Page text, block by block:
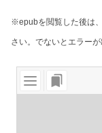
※epubを閲覧した後は
さい。でないとエラーが